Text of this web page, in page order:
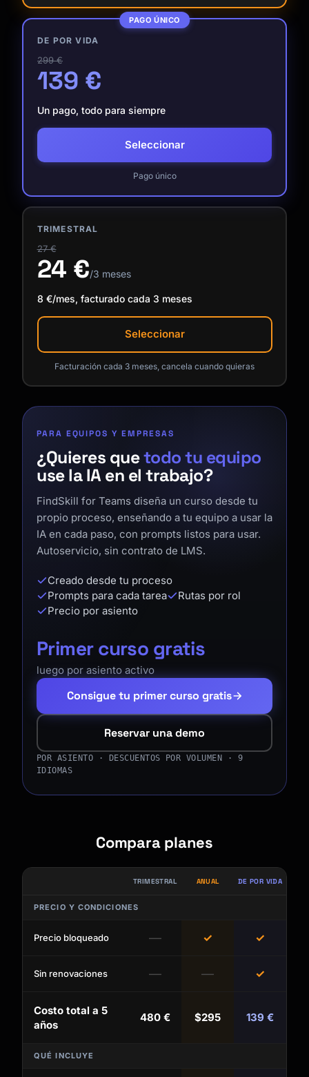
TRIMESTRAL
27 €
24 €/3 meses
8 €/mes, facturado cada 3 meses
Seleccionar
Facturación cada 3 meses, cancela cuando quieras
PAGO ÚNICO
DE POR VIDA
299 €
139 €
Un pago, todo para siempre
Seleccionar
Pago único
PARA EQUIPOS Y EMPRESAS
¿Quieres quetodo tu equipo
use la IA en el trabajo?
FindSkill for Teams diseña un curso desde tu
propio proceso, enseñando a tu equipo a usar la
IA en cada paso, con prompts listos para usar.
Autoservicio, sin contrato de LMS.
Creado desde tu proceso
Prompts para cada tarea
Rutas por rol
Precio por asiento
Primer curso gratis
luego por asiento activo
Consigue tu primer curso gratis
Reservar una demo
POR ASIENTO · DESCUENTOS POR VOLUMEN · 9
IDIOMAS
Compara planes
TRIMESTRAL ANUAL DE POR VIDA
PRECIO Y CONDICIONES
Precio bloqueado — ✓ ✓
Sin renovaciones — — ✓
Costo total a 5
años
480 € $295 139 €
QUÉ INCLUYE